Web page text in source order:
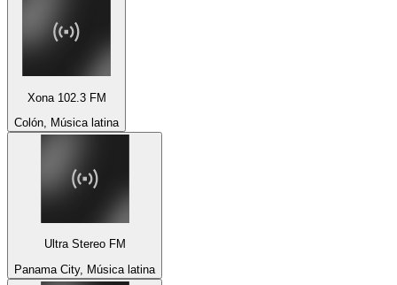
Xona 102.3 FM
Colón, Música latina
Ultra Stereo FM
Panama City, Música latina